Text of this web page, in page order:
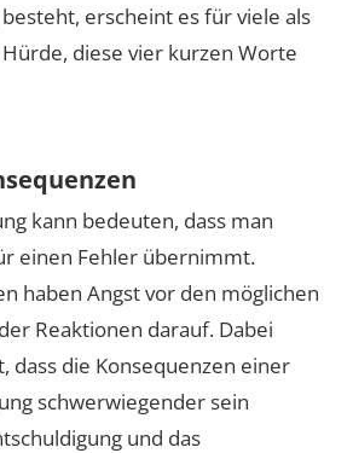
erscheint es für viele als
diese vier kurzen Worte
kann bedeuten, dass man
einen Fehler übernimmt.
haben Angst vor den möglichen
Reaktionen darauf. Dabei
dass die Konsequenzen einer
schwerwiegender sein
und das